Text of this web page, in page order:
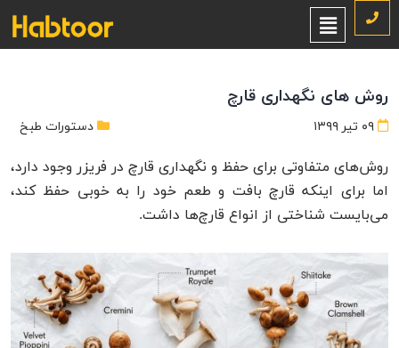
روش های نگهداری قارچ
۰۹ تیر ۱۳۹۹ دستورات طبخ
روش‌های متفاوتی برای حفظ و نگهداری قارچ در فریزر وجود دارد،
اما برای اینکه قارچ بافت و طعم خود را به خوبی حفظ کند،
می‌بایست شناختی از انواع قارچ‌ها داشت.